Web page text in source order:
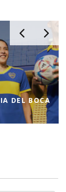
DEL BOCA